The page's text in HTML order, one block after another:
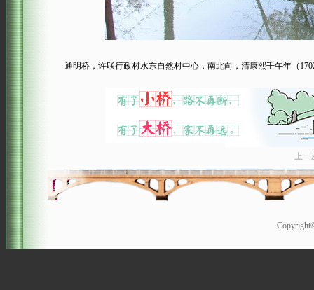
通明桥，许联行政村水东自然村中心，南北向，清康熙壬午年（
上一